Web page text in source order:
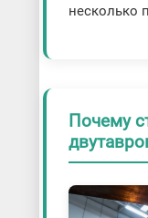
несколько
Почему